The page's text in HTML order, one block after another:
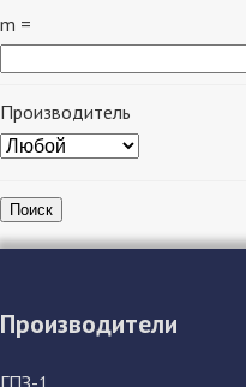
m =
Производитель
Поиск
Производители